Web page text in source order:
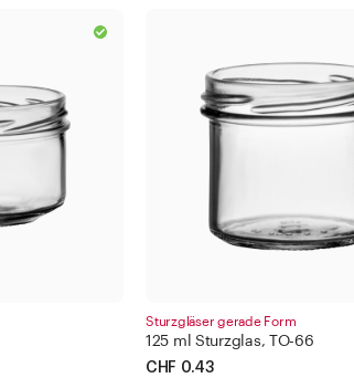
Sturzgläser gerade Form
125 ml Sturzglas, TO-66
CHF 0.43